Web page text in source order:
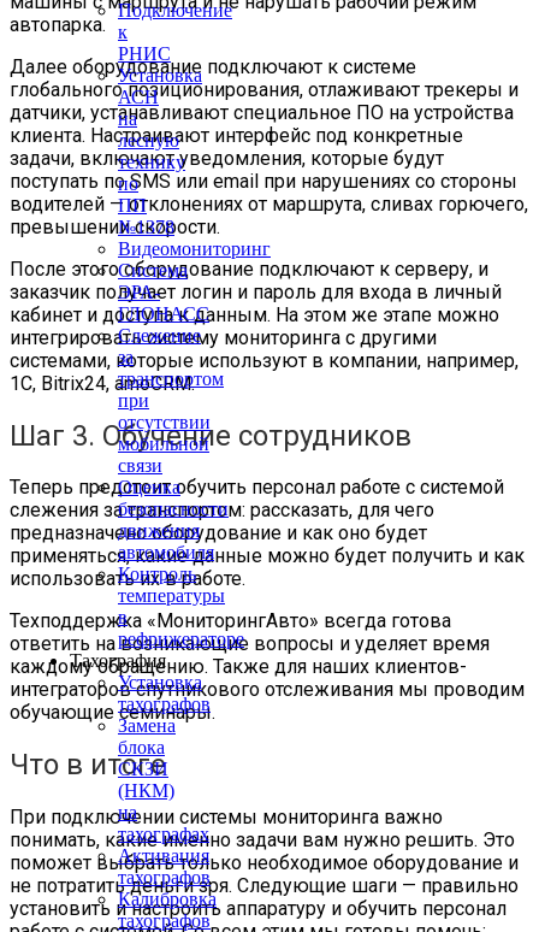
Подключение
к
РНИС
Установка
АСН
на
лесную
технику
по
ПП
№1378
Видеомониторинг
Система
ЭРА-
ГЛОНАСС
Слежение
за
транспортом
при
отсутствии
мобильной
связи
Оценка
безопасности
движения
автомобиля
Контроль
температуры
в
рефрижераторе
Тахография
Установка
тахографов
Замена
блока
СКЗИ
(НКМ)
на
тахографах
Активация
тахографов
Калибровка
тахографов
автопарка.
Далее оборудование подключают к системе
глобального позиционирования, отлаживают трекеры и
датчики, устанавливают специальное ПО на устройства
клиента. Настраивают интерфейс под конкретные
задачи, включают уведомления, которые будут
поступать по SMS или email при нарушениях со стороны
водителей — отклонениях от маршрута, сливах горючего,
превышении скорости.
После этого оборудование подключают к серверу, и
заказчик получает логин и пароль для входа в личный
кабинет и доступа к данным. На этом же этапе можно
интегрировать систему мониторинга с другими
системами, которые используют в компании, например,
1C, Bitrix24, amoCRM.
Шаг 3. Обучение сотрудников
Теперь предстоит обучить персонал работе с системой
слежения за транспортом: рассказать, для чего
предназначено оборудование и как оно будет
применяться, какие данные можно будет получить и как
использовать их в работе.
Техподдержка «МониторингАвто» всегда готова
ответить на возникающие вопросы и уделяет время
каждому обращению. Также для наших клиентов-
интеграторов спутникового отслеживания мы проводим
обучающие семинары.
Что в итоге
При подключении системы мониторинга важно
понимать, какие именно задачи вам нужно решить. Это
поможет выбрать только необходимое оборудование и
не потратить деньги зря. Следующие шаги — правильно
установить и настроить аппаратуру и обучить персонал